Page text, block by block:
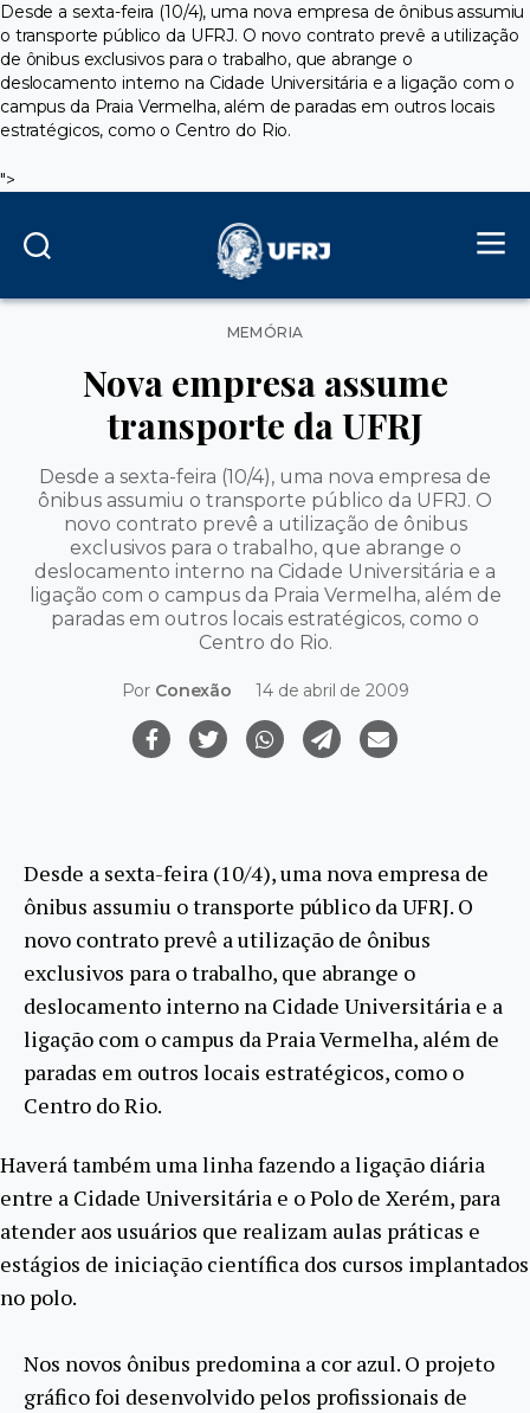
Desde a sexta-feira (10/4), uma nova empresa de ônibus assumiu
o transporte público da UFRJ. O novo contrato prevê a utilização
de ônibus exclusivos para o trabalho, que abrange o
deslocamento interno na Cidade Universitária e a ligação com o
campus da Praia Vermelha, além de paradas em outros locais
estratégicos, como o Centro do Rio.
">
Categorias
MEMÓRIA
Nova empresa assume
transporte da UFRJ
Desde a sexta-feira (10/4), uma nova empresa de
ônibus assumiu o transporte público da UFRJ. O
novo contrato prevê a utilização de ônibus
exclusivos para o trabalho, que abrange o
deslocamento interno na Cidade Universitária e a
ligação com o campus da Praia Vermelha, além de
paradas em outros locais estratégicos, como o
Centro do Rio.
Por Conexão 14 de abril de 2009
Desde a sexta-feira (10/4), uma nova empresa de
ônibus assumiu o transporte público da UFRJ. O
novo contrato prevê a utilização de ônibus
exclusivos para o trabalho, que abrange o
deslocamento interno na Cidade Universitária e a
ligação com o campus da Praia Vermelha, além de
paradas em outros locais estratégicos, como o
Centro do Rio.
Haverá também uma linha fazendo a ligação diária
entre a Cidade Universitária e o Polo de Xerém, para
atender aos usuários que realizam aulas práticas e
estágios de iniciação científica dos cursos implantados
no polo.
Nos novos ônibus predomina a cor azul. O projeto
gráfico foi desenvolvido pelos profissionais de